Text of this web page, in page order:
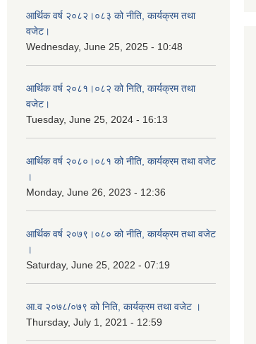
आर्थिक वर्ष २०८२।०८३ को नीति, कार्यक्रम तथा
वजेट।
Wednesday, June 25, 2025 - 10:48
आर्थिक वर्ष २०८१।०८२ को निति, कार्यक्रम तथा
वजेट।
Tuesday, June 25, 2024 - 16:13
आर्थिक वर्ष २०८०।०८१ को नीति, कार्यक्रम तथा वजेट
।
Monday, June 26, 2023 - 12:36
आर्थिक वर्ष २०७९।०८० को नीति, कार्यक्रम तथा वजेट
।
Saturday, June 25, 2022 - 07:19
आ.व २०७८/०७९ को निति, कार्यक्रम तथा वजेट ।
Thursday, July 1, 2021 - 12:59